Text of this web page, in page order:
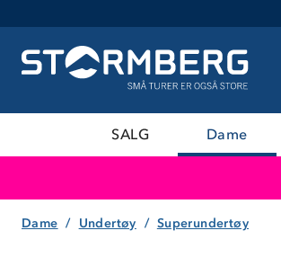
SALG Dame
Dame Undertøy Superundertøy